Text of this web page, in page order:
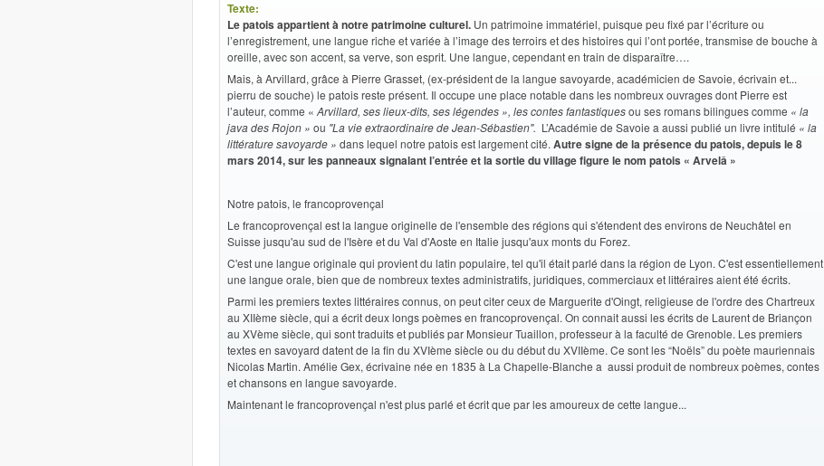
Texte:
Le patois appartient à notre patrimoine culturel. Un patrimoine immatériel, puisque peu fixé par l’écriture ou
l’enregistrement, une langue riche et variée à l’image des terroirs et des histoires qui l’ont portée, transmise de bouche à
oreille, avec son accent, sa verve, son esprit. Une langue, cependant en train de disparaître….
Mais, à Arvillard, grâce à Pierre Grasset, (ex-président de la langue savoyarde, académicien de Savoie, écrivain et...
pierru de souche) le patois reste présent. Il occupe une place notable dans les nombreux ouvrages dont Pierre est
l’auteur, comme « Arvillard, ses lieux-dits, ses légendes », les contes fantastiquesou ses romans bilingues comme « la
java des Rojon » ou "La vie extraordinaire de Jean-Sébastien". L’Académie de Savoie a aussi publié un livre intitulé « la
littérature savoyarde » dans lequel notre patois est largement cité. Autre signe de la présence du patois, depuis le 8
mars 2014, sur les panneaux signalant l’entrée et la sortie du village figure le nom patois « Arvelâ »
Notre patois, le francoprovençal
Le francoprovençal est la langue originelle de l'ensemble des régions qui s'étendent des environs de Neuchâtel en
Suisse jusqu'au sud de l'Isère et du Val d'Aoste en Italie jusqu'aux monts du Forez.
C'est une langue originale qui provient du latin populaire, tel qu'il était parlé dans la région de Lyon. C'est essentiellement
une langue orale, bien que de nombreux textes administratifs, juridiques, commerciaux et littéraires aient été écrits.
Parmi les premiers textes littéraires connus, on peut citer ceux de Marguerite d'Oingt, religieuse de l'ordre des Chartreux
au XIIème siècle, qui a écrit deux longs poèmes en francoprovençal. On connait aussi les écrits de Laurent de Briançon
au XVème siècle, qui sont traduits et publiés par Monsieur Tuaillon, professeur à la faculté de Grenoble. Les premiers
textes en savoyard datent de la fin du XVIème siècle ou du début du XVIIème. Ce sont les “Noëls” du poète mauriennais
Nicolas Martin. Amélie Gex, écrivaine née en 1835 à La Chapelle-Blanche a aussi produit de nombreux poèmes, contes
et chansons en langue savoyarde.
Maintenant le francoprovençal n'est plus parlé et écrit que par les amoureux de cette langue...